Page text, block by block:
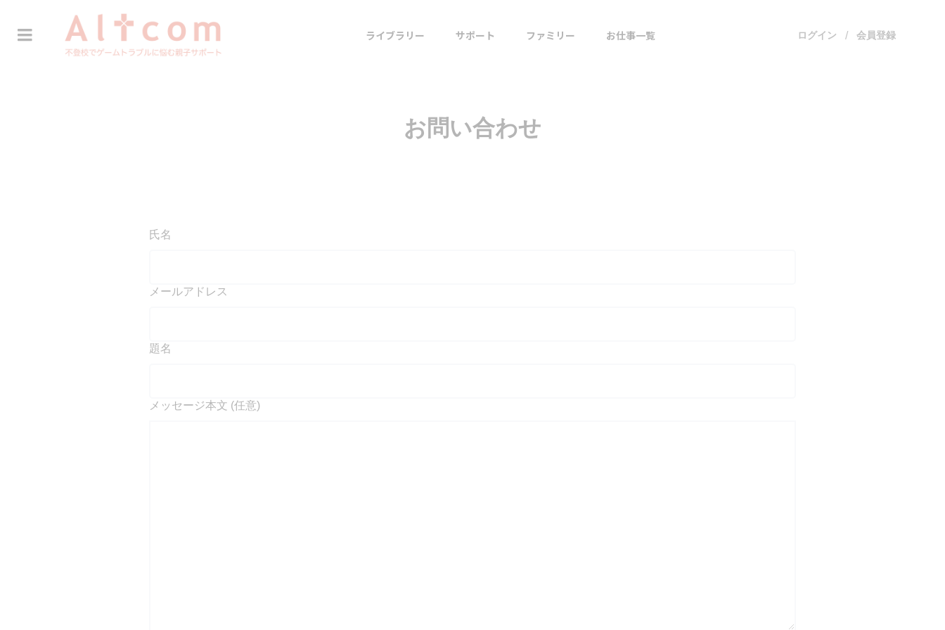
ライブラリー サポート ファミリー お仕事一覧 ログイン 会員登録
お問い合わせ
氏名
メールアドレス
題名
メッセージ本文 (任意)